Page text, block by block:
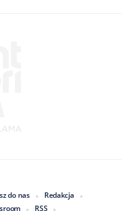
do nas
Redakcja
RSS